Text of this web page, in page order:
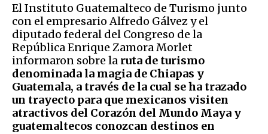
El Instituto Guatemalteco de Turismo junto
con el empresario Alfredo Gálvez y el
diputado federal del Congreso de la
República Enrique Zamora Morlet
informaron sobre la ruta de turismo
denominada la magia de Chiapas y
Guatemala, a través de la cual se ha trazado
un trayecto para que mexicanos visiten
atractivos del Corazón del Mundo Maya y
guatemaltecos conozcan destinos en